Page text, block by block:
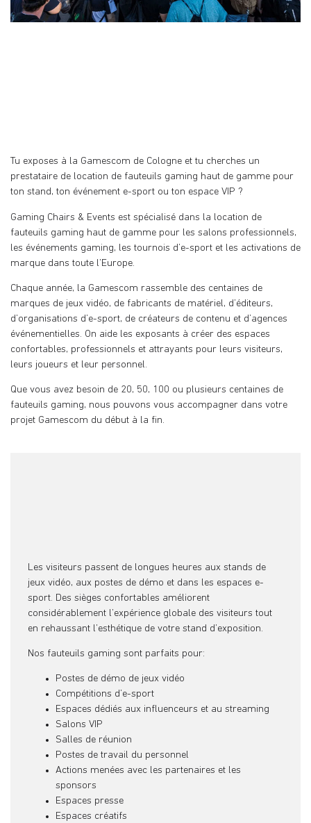
Tu exposes à la Gamescom de Cologne et tu cherches un
prestataire de location de fauteuils gaming haut de gamme pour
ton stand, ton événement e-sport ou ton espace VIP ?
Gaming Chairs & Events est spécialisé dans la location de
fauteuils gaming haut de gamme pour les salons professionnels,
les événements gaming, les tournois d’e-sport et les activations de
marque dans toute l’Europe.
Chaque année, la Gamescom rassemble des centaines de
marques de jeux vidéo, de fabricants de matériel, d’éditeurs,
d’organisations d’e-sport, de créateurs de contenu et d’agences
événementielles. On aide les exposants à créer des espaces
confortables, professionnels et attrayants pour leurs visiteurs,
leurs joueurs et leur personnel.
Que vous avez besoin de 20, 50, 100 ou plusieurs centaines de
fauteuils gaming, nous pouvons vous accompagner dans votre
projet Gamescom du début à la fin.
Les visiteurs passent de longues heures aux stands de
jeux vidéo, aux postes de démo et dans les espaces e-
sport. Des sièges confortables améliorent
considérablement l’expérience globale des visiteurs tout
en rehaussant l’esthétique de votre stand d’exposition.
Nos fauteuils gaming sont parfaits pour:
Postes de démo de jeux vidéo
Compétitions d’e-sport
Espaces dédiés aux influenceurs et au streaming
Salons VIP
Salles de réunion
Postes de travail du personnel
Actions menées avec les partenaires et les
sponsors
Espaces presse
Espaces créatifs